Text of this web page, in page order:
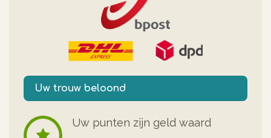
Uw trouw beloond
Uw punten zijn geld waard